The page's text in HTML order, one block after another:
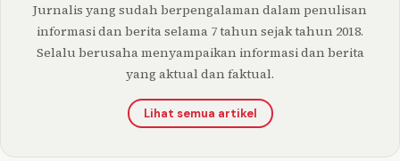
Jurnalis yang sudah berpengalaman dalam penulisan
informasi dan berita selama 7 tahun sejak tahun 2018.
Selalu berusaha menyampaikan informasi dan berita
yang aktual dan faktual.
Lihat semua artikel